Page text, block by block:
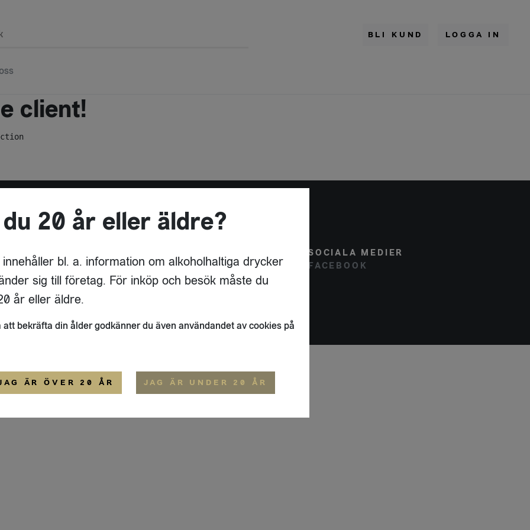
BLI KUND LOGGA IN
client!
64 D
ÖSTERSUND
SOCIALA MEDIER
FACEBOOK
20 år eller äldre?
innehåller bl. a. information om alkoholhaltiga drycker
sig till företag. För inköp och besök måste du
år eller äldre.
att bekräfta din ålder godkänner du även användandet av cookies på
ÄR ÖVER 20 ÅR JAG ÄR UNDER 20 ÅR